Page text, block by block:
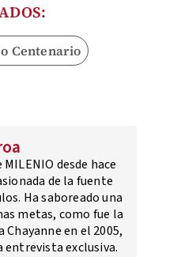
Centenario
desde hace
de la fuente
Ha saboreado una
metas, como fue la
Chayanne en el 2005,
entrevista exclusiva.